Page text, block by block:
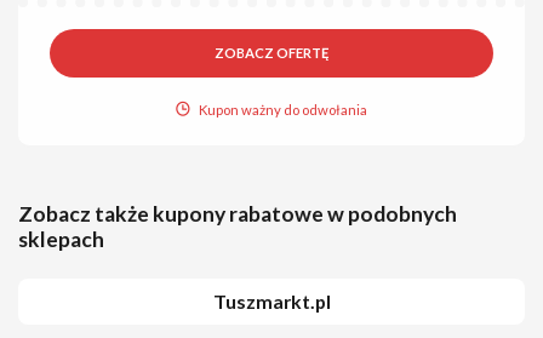
ZOBACZ OFERTĘ
Kupon ważny do odwołania
Zobacz także kupony rabatowe w podobnych
sklepach
Tuszmarkt.pl